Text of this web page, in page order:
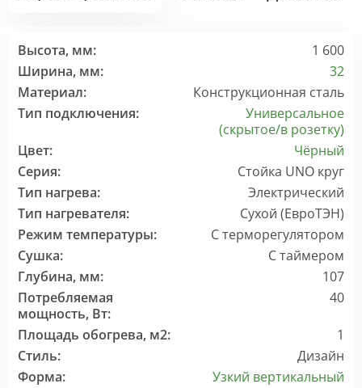
Высота, мм:
1 600
Ширина, мм:
32
Материал:
Конструкционная сталь
Тип подключения:
Универсальное
(скрытое/в розетку)
Цвет:
Чёрный
Серия:
Стойка UNO круг
Тип нагрева:
Электрический
Тип нагревателя:
Сухой (ЕвроТЭН)
Режим температуры:
С терморегулятором
Сушка:
С таймером
Глубина, мм:
107
Потребляемая
мощность, Вт:
40
Площадь обогрева, м2:
1
Стиль:
Дизайн
Форма:
Узкий вертикальный